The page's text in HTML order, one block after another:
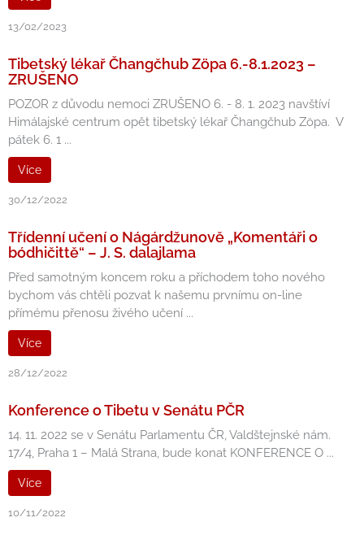
13/02/2023
Tibetský lékař Čhangčhub Zöpa 6.-8.1.2023 –
ZRUŠENO
POZOR z důvodu nemoci ZRUŠENO 6. - 8. 1. 2023 navštíví
Himálajské centrum opět tibetský lékař Čhangčhub Zöpa. V
pátek 6. 1 ...
Více
30/12/2022
Třídenní učení o Nágárdžunově „Komentáři o
bódhičittě“ – J. S. dalajlama
Před samotným koncem roku a příchodem toho nového
bychom vás chtěli pozvat k našemu prvnímu on-line
přímému přenosu živého učení ...
Více
28/12/2022
Konference o Tibetu v Senátu PČR
14. 11. 2022 se v Senátu Parlamentu ČR, Valdštejnské nám.
17/4, Praha 1 – Malá Strana, bude konat KONFERENCE O ...
Více
10/11/2022